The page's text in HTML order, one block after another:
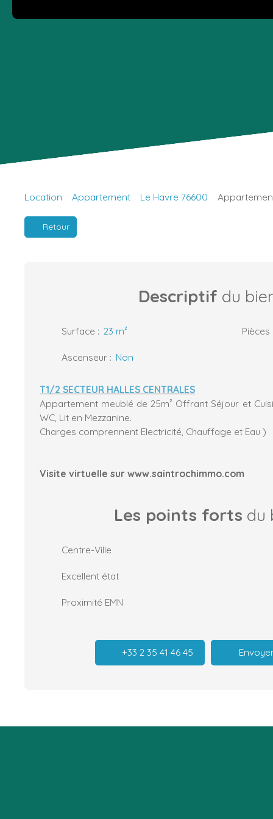
Location Appartement Le Havre 76600
Retour
Descriptif du
Surface : 23 m² Pièces
Ascenseur : Non
T1/2 SECTEUR HALLES CENTRALES
Appartement meublé de 25m² Offrant Séjour et
WC, Lit en Mezzanine.
Charges comprennent Electricité, Chauffage et Eau )
Visite virtuelle sur www.saintrochimmo.com
Les points forts du
Centre-Ville
Excellent état
Proximité EMN
+33 2 35 41 46 45